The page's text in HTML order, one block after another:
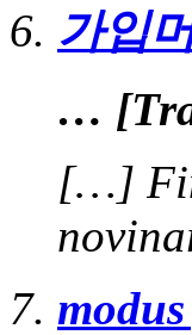
가입
…
[…]